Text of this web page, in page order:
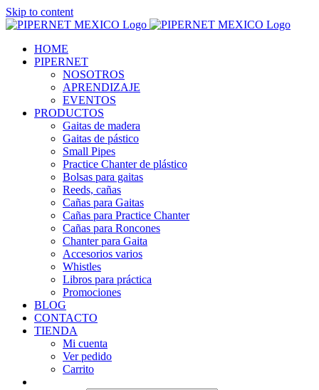
Skip to content
HOME
PIPERNET
NOSOTROS
APRENDIZAJE
EVENTOS
PRODUCTOS
Gaitas de madera
Gaitas de pástico
Small Pipes
Practice Chanter de plástico
Bolsas para gaitas
Reeds, cañas
Cañas para Gaitas
Cañas para Practice Chanter
Cañas para Roncones
Chanter para Gaita
Accesorios varios
Whistles
Libros para práctica
Promociones
BLOG
CONTACTO
TIENDA
Mi cuenta
Ver pedido
Carrito